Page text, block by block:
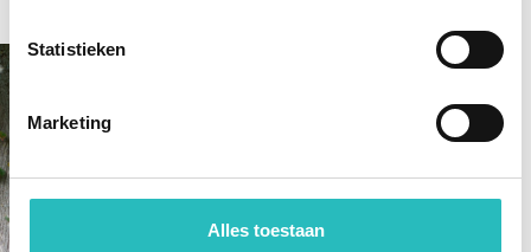
Statistieken
Marketing
Alles toestaan